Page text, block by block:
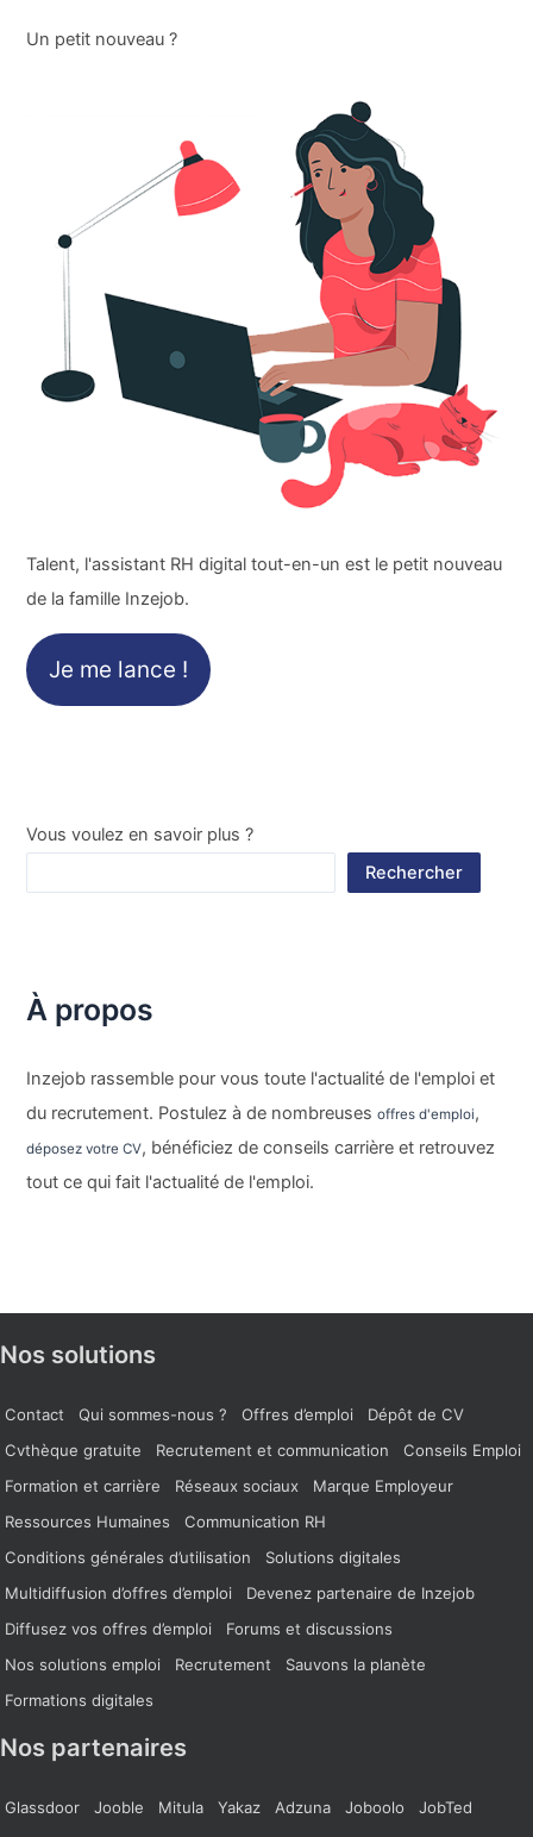
Un petit nouveau ?
Talent, l'assistant RH digital tout-en-un est le petit nouveau
de la famille Inzejob.
Je me lance !
Vous voulez en savoir plus ?
Rechercher
À propos
Inzejob rassemble pour vous toute l'actualité de l'emploi et
du recrutement. Postulez à de nombreusesoffres d'emploi,
déposez votre CV, bénéficiez de conseils carrière et retrouvez
tout ce qui fait l'actualité de l'emploi.
Nos solutions
Contact Qui sommes-nous ? Offres d’emploi
Dépôt de CV
Cvthèque gratuite
Recrutement et communication
Conseils Emploi
Formation et carrière
Réseaux sociaux
Marque Employeur
Ressources Humaines
Communication RH
Conditions générales d’utilisation
Solutions digitales
Multidiffusion d’offres d’emploi
Devenez partenaire de Inzejob
Diffusez vos offres d’emploi
Forums et discussions
Nos solutions emploi
Recrutement
Sauvons la planète
Formations digitales
Nos partenaires
Glassdoor Jooble Mitula Yakaz Adzuna Joboolo
JobTed